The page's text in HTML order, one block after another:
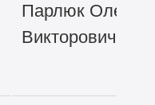
Парлюк Олег
Викторович